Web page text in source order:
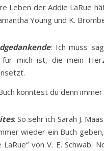
Leben der Addie LaRue
Young und K.
: Ich muss
für mich ist, die mein
könntest du denn
: So sehr ich Sarah J.
wieder ein Buch
LaRue“ von V. E. Schwab.